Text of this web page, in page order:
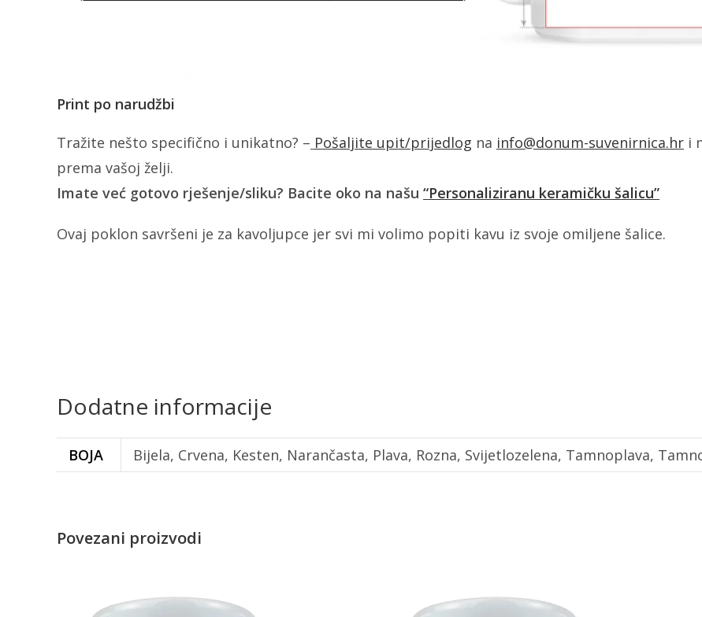
Print po narudžbi
Tražite nešto specifično i unikatno? – Pošaljite upit/prijedlog na info@donum-suvenirnica.hr i
prema vašoj želji.
Imate već gotovo rješenje/sliku? Bacite oko na našu “Personaliziranu keramičku šalicu”
Ovaj poklon savršeni je za kavoljupce jer svi mi volimo popiti kavu iz svoje omiljene šalice.
Dodatne informacije
BOJA Bijela, Crvena, Kesten, Narančasta, Plava, Rozna, Svijetlozelena, Tamnoplava,
Povezani proizvodi